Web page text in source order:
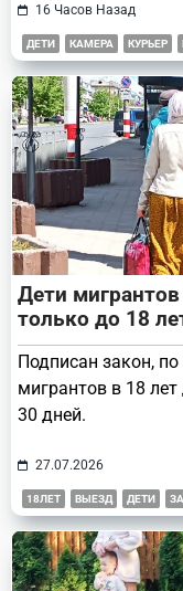
16 Часов Назад
ДЕТИ КАМЕРА КУРЬЕР
Дети
только до 18
Подписан закон,
мигрантов в 18
30 дней.
27.07.2026
18ЛЕТ ВЫЕЗД ДЕТИ